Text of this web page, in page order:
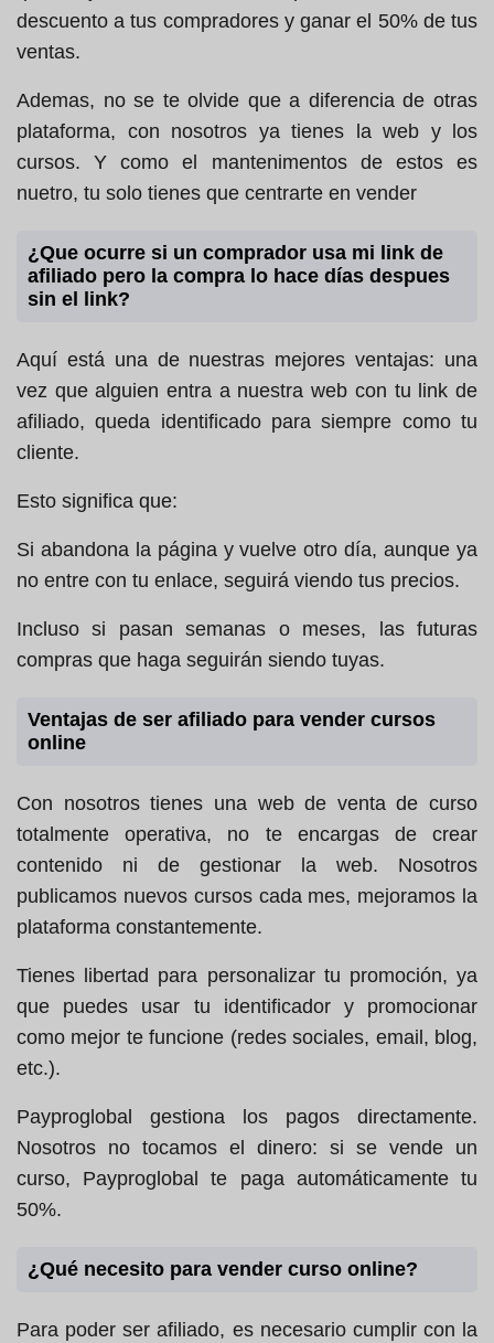
descuento a tus compradores y ganar el 50% de tus
ventas.
Ademas, no se te olvide que a diferencia de otras
plataforma, con nosotros ya tienes la web y los
cursos. Y como el mantenimentos de estos es
nuetro, tu solo tienes que centrarte en vender
¿Que ocurre si un comprador usa mi link de
afiliado pero la compra lo hace días despues
sin el link?
Aquí está una de nuestras mejores ventajas: una
vez que alguien entra a nuestra web con tu link de
afiliado, queda identificado para siempre como tu
cliente.
Esto significa que:
Si abandona la página y vuelve otro día, aunque ya
no entre con tu enlace, seguirá viendo tus precios.
Incluso si pasan semanas o meses, las futuras
compras que haga seguirán siendo tuyas.
Ventajas de ser afiliado para vender cursos
online
Con nosotros tienes una web de venta de curso
totalmente operativa, no te encargas de crear
contenido ni de gestionar la web. Nosotros
publicamos nuevos cursos cada mes, mejoramos la
plataforma constantemente.
Tienes libertad para personalizar tu promoción, ya
que puedes usar tu identificador y promocionar
como mejor te funcione (redes sociales, email, blog,
etc.).
Payproglobal gestiona los pagos directamente.
Nosotros no tocamos el dinero: si se vende un
curso, Payproglobal te paga automáticamente tu
50%.
¿Qué necesito para vender curso online?
Para poder ser afiliado, es necesario cumplir con la